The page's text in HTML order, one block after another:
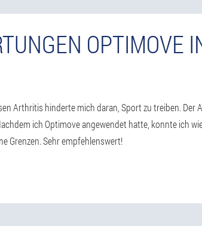
OPTIMOVE
Arthritis hinderte mich daran, Sport zu treiben. Der
ich Optimove angewendet hatte, konnte ich
Grenzen. Sehr empfehlenswert!